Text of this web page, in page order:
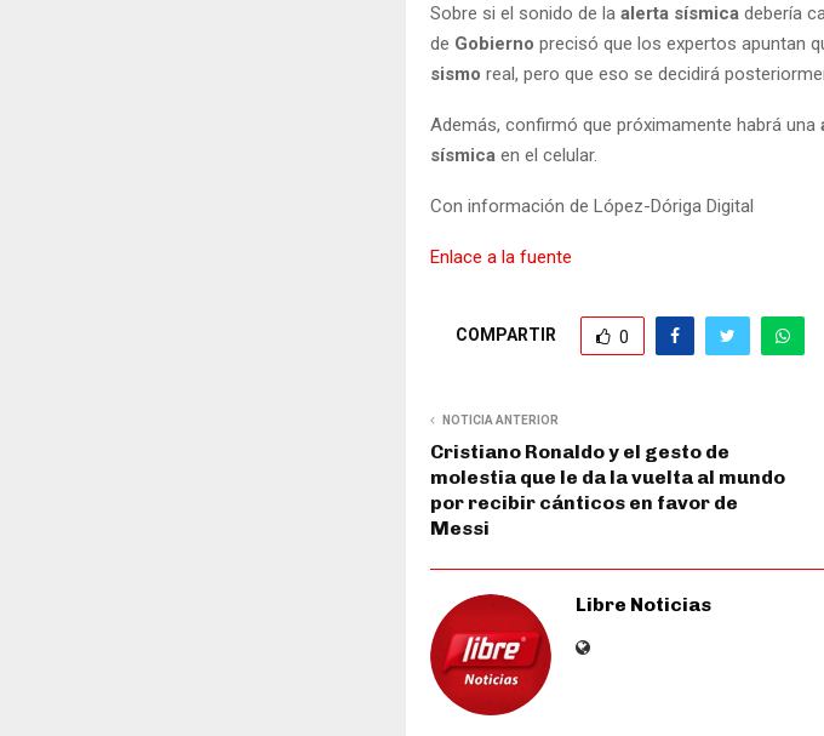
Sobre si el sonido de la alerta sísmica debería
de Gobierno precisó que los expertos apuntan
sismo real, pero que eso se decidirá
Además, confirmó que próximamente habrá una
sísmica en el celular.
Con información de López-Dóriga Digital
Enlace a la fuente
COMPARTIR 0
NOTICIA ANTERIOR
Cristiano Ronaldo y el gesto de
molestia que le da la vuelta al mundo
por recibir cánticos en favor de
Messi
Libre Noticias